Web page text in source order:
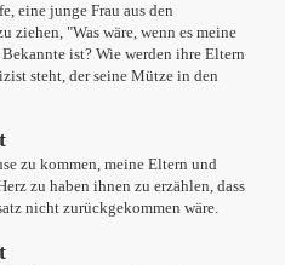
eine junge Frau aus den
ziehen, "Was wäre, wenn es meine
ist? Wie werden ihre Eltern
steht, der seine Mütze in den
zu kommen, meine Eltern und
zu haben ihnen zu erzählen, dass
nicht zurückgekommen wäre.